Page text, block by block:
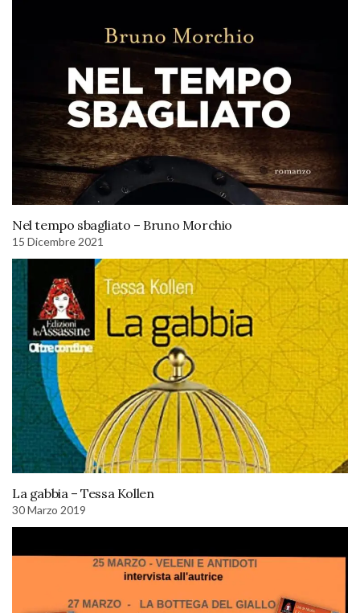
Nel tempo sbagliato – Bruno Morchio
15 Dicembre 2021
La gabbia – Tessa Kollen
30 Marzo 2019